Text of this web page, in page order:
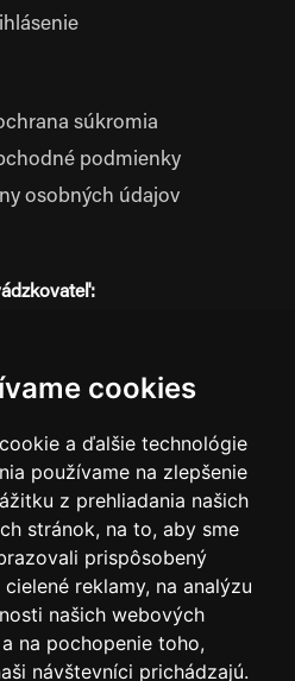
cookies
a ďalšie technológie
používame na zlepšenie
z prehliadania našich
stránok, na to, aby sme
prispôsobený
reklamy, na analýzu
našich webových
na pochopenie toho,
návštevníci prichádzajú.
súkromia
podmienky
osobných údajov
955 646
Všetky práva vyhradené.
nie je uvedené inak, nesmie byť
bez výslovného súhlasu